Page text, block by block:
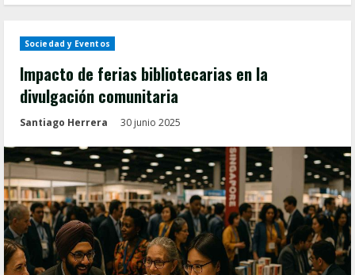
Sociedad y Eventos
Impacto de ferias bibliotecarias en la
divulgación comunitaria
Santiago Herrera 30 junio 2025